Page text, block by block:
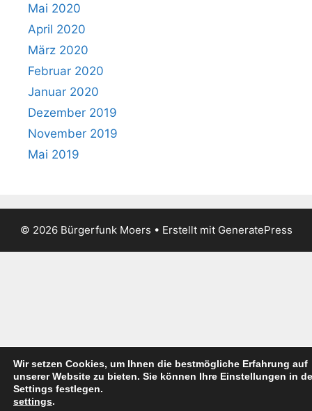
Mai 2020
April 2020
März 2020
Februar 2020
Januar 2020
Dezember 2019
November 2019
Mai 2019
© 2026 Bürgerfunk Moers • Erstellt mit GeneratePress
Wir setzen Cookies, um Ihnen die bestmögliche Erfahrung auf
unserer Website zu bieten. Sie können Ihre Einstellungen in
Settings festlegen.
settings.